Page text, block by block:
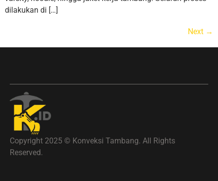
dilakukan di […]
Next →
Copyright 2025 © Konveksi Tambang. All Rights
Reserved.